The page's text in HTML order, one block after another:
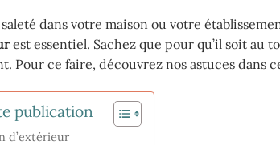
dans votre maison ou votre
est essentiel. Sachez que pour qu’il soit au
Pour ce faire, découvrez nos astuces dans
publication
d’extérieur